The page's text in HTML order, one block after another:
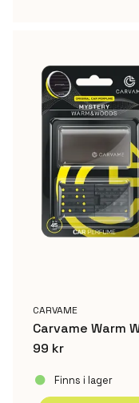
CARVAME
99 kr
Finns i lager